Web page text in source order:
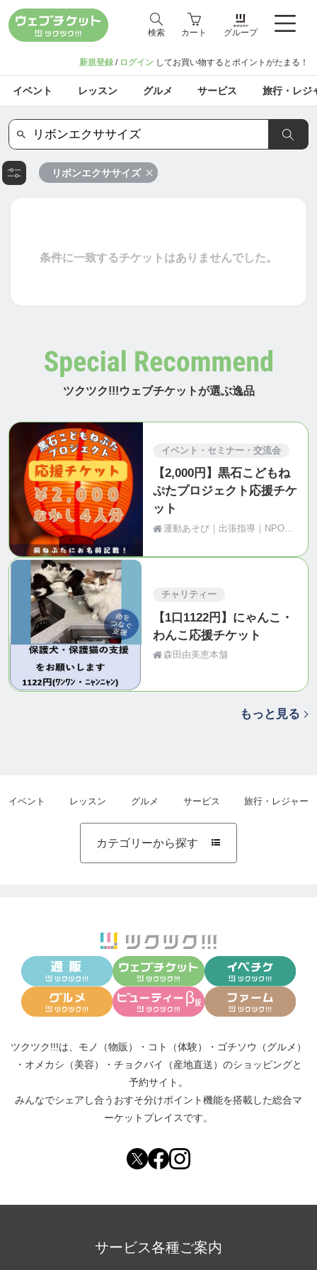
検索 カート グループ
新規登録 / ログイン してお買い物するとポイントがたまる！
イベント レッスン グルメ サービス 旅行・レジ
リボンエクササイズ
条件に一致するチケットはありませんでした。
ツクツク!!!ウェブチケットが選ぶ逸品
イベント・セミナー・交流会
【2,000円】黒石こどもね
ぷたプロジェクト応援チケ
ット
運動あそび｜出張指導｜NPO法人Motion（青森県黒石市）
チャリティー
【1口1122円】にゃんこ・
わんこ応援チケット
森田由美恵本舗
もっと見る
イベント レッスン グルメ サービス 旅行・レジャー
カテゴリーから探す 
ツクツク!!!は、 モノ（物販） ・ コト（体験） ・ ゴチソウ（グルメ）
・ オメカシ（美容） ・ チョクバイ（産地直送） のショッピングと
予約サイト。
みんなでシェアし合う おすそ分けポイント機能を搭載した総合マ
ーケットプレイスです。
サービス各種ご案内